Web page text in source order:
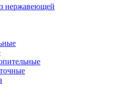
нержавеющей